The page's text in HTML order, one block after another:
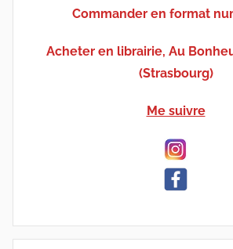
Commander en format
Acheter en librairie, Au
(Strasbourg)
Me suivre